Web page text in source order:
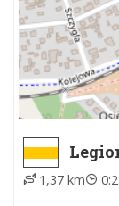
1,37 km